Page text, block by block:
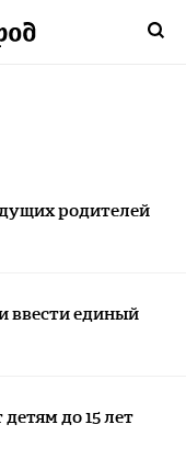
родителей
ввести единый
до 15 лет